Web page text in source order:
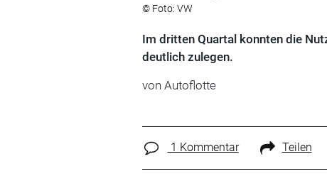
© Foto: VW
Im dritten Quartal konnten die
deutlich zulegen.
von Autoflotte
1 Kommentar Teilen